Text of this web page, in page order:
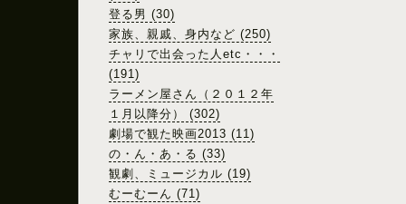
登る男 (30)
家族、親戚、身内など (250)
チャリで出会った人etc・・・
(191)
ラーメン屋さん（２０１２年
１月以降分） (302)
劇場で観た映画2013 (11)
の・ん・あ・る (33)
観劇、ミュージカル (19)
むーむーん (71)